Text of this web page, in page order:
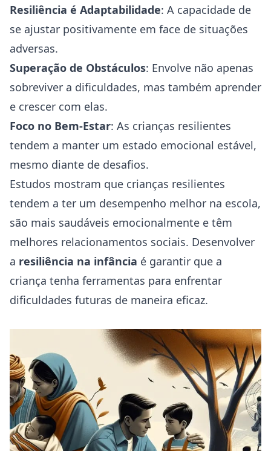
Resiliência é Adaptabilidade: A capacidade de
se ajustar positivamente em face de situações
adversas.
Superação de Obstáculos: Envolve não apenas
sobreviver a dificuldades, mas também aprender
e crescer com elas.
Foco no Bem-Estar: As crianças resilientes
tendem a manter um estado emocional estável,
mesmo diante de desafios.
Estudos mostram que crianças resilientes
tendem a ter um desempenho melhor na escola,
são mais saudáveis emocionalmente e têm
melhores relacionamentos sociais. Desenvolver
a resiliência na infância é garantir que a
criança tenha ferramentas para enfrentar
dificuldades futuras de maneira eficaz.